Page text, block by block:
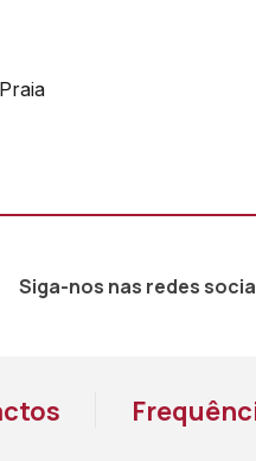
Siga-nos nas redes